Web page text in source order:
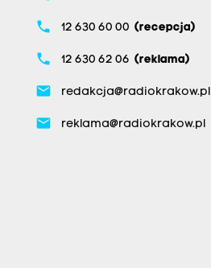
phone 12 630 60 00 (recepcja)
phone 12 630 62 06 (reklama)
email redakcja@radiokrakow.pl
email reklama@radiokrakow.pl